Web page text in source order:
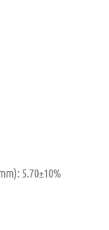
5.70±10%